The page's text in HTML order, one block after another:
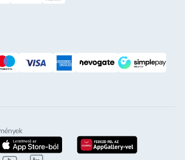
a google-play-rölletöltés az app-store-ból
letöltés